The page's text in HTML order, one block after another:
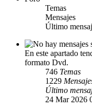
Temas
Mensajes
Último
En este apartado
formato Dvd.
746 Temas
1229
Último
24 Mar 2026